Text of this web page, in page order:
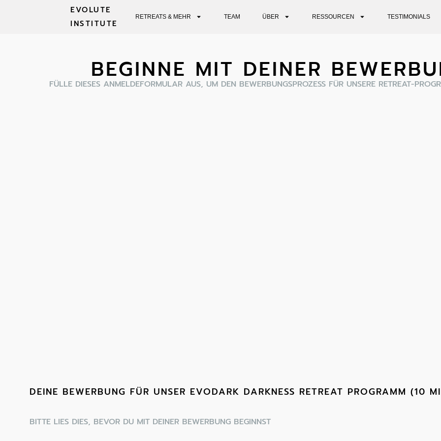
RETREATS & MEHR TEAM ÜBER RESSOURCEN TESTIMONIALS
EVOLUTE
INSTITUTE
BEGINNE MIT DEINER
FÜLLE DIESES ANMELDEFORMULAR AUS, UM DEN BEWERBUNGSPROZESS FÜR UNSERE RETREAT-
DEINE BEWERBUNG FÜR UNSER EVODARK DARKNESS RETREAT PROGRAMM (10
BITTE LIES DIES, BEVOR DU MIT DEINER BEWERBUNG BEGINNST